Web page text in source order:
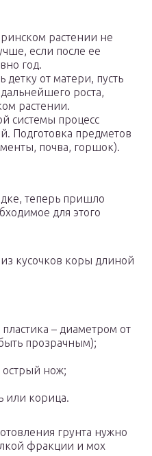
растении не
если после ее
год.
детку от матери, пусть
роста,
растении.
системы процесс
Подготовка предметов
почва, горшок).
теперь пришло
для этого
кусочков коры длиной
– диаметром от
прозрачным);
нож;
или корица.
грунта нужно
фракции и мох